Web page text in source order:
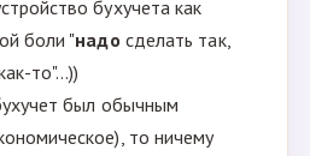
бухучета как
боли "надо сделать так,
то"...))
был обычным
то ничему